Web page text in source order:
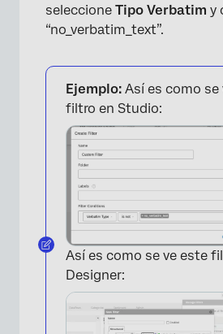
seleccione Tipo Verbatim y
“no_verbatim_text”.
Ejemplo: Así es como se
filtro en Studio:
Así es como se ve este
Designer: